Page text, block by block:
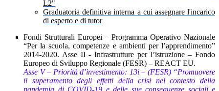
L2"
Graduatoria definitiva interna a cui assegnare l'incarico
di esperto e di tutor
Fondi Strutturali Europei – Programma Operativo Nazionale
“Per la scuola, competenze e ambienti per l’apprendimento”
2014-2020. Asse II - Infrastrutture per l’istruzione – Fondo
Europeo di Sviluppo Regionale (FESR) – REACT EU.
Asse V – Priorità d’investimento: 13i – (FESR) “Promuovere
il superamento degli effetti della crisi nel contesto della